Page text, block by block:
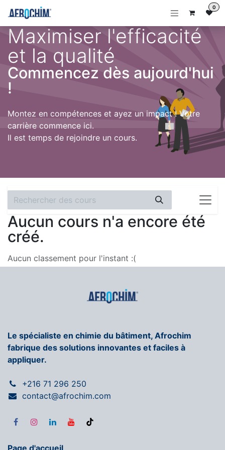
Se rendre au contenu 0
Maximiser l'efficacité
et la qualité
Commencez dès aujourd'hui
!
Montez en compétences et ayez un impact ! Votre
carrière commence ici.
Il est temps de rejoindre un cours.
Aucun classement pour l'instant :(
Aucun cours n'a encore été
créé.
Le spécialiste en chimie du bâtiment, Afrochim
fabrique des solutions innovantes et faciles à
appliquer.
+216 71 296 250
contact@afrochim.com